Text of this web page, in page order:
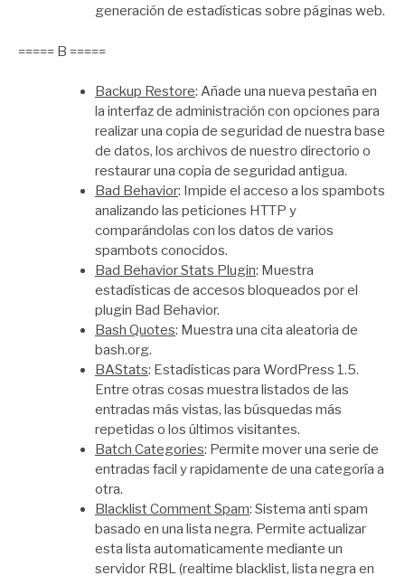
generación de estadísticas sobre páginas web.
===== B =====
Backup Restore: Añade una nueva pestaña en
la interfaz de administración con opciones para
realizar una copia de seguridad de nuestra base
de datos, los archivos de nuestro directorio o
restaurar una copia de seguridad antigua.
Bad Behavior: Impide el acceso a los spambots
analizando las peticiones HTTP y
comparándolas con los datos de varios
spambots conocidos.
Bad Behavior Stats Plugin: Muestra
estadísticas de accesos bloqueados por el
plugin Bad Behavior.
Bash Quotes: Muestra una cita aleatoria de
bash.org.
BAStats: Estadísticas para WordPress 1.5.
Entre otras cosas muestra listados de las
entradas más vistas, las búsquedas más
repetidas o los últimos visitantes.
Batch Categories: Permite mover una serie de
entradas facil y rapidamente de una categoría a
otra.
Blacklist Comment Spam: Sistema anti spam
basado en una lista negra. Permite actualizar
esta lista automaticamente mediante un
servidor RBL (realtime blacklist, lista negra en